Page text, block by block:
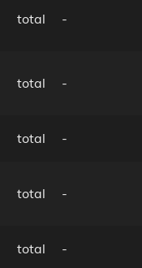
total -
total -
total -
total -
total -